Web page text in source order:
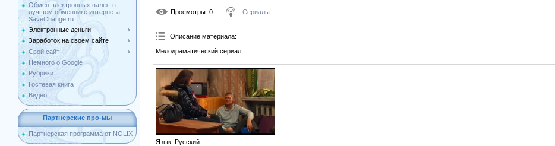
Обмен электронных валют в
лучшем обменнике интернета
SaveChange.ru
Электронные деньги
Заработок на своем сайте
Свой сайт
Немного о Google
Рубрики
Гостевая книга
Видео
Партнерские про-мы
Партнерская программа от NOLIX
Просмотры: 0 Сериалы
Описание материала:
Мелодраматический сериал
Язык: Русский